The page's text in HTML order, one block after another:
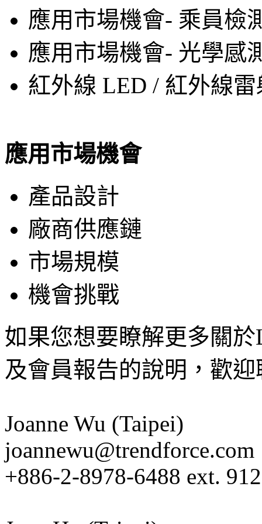
應用市場機會- 乘員檢
應用市場機會- 光學感
紅外線 LED / 紅外線
應用市場機會
產品設計
廠商供應鏈
市場規模
機會挑戰
如果您想要瞭解更多關
及會員報告的說明，歡
Joanne Wu (Taipei)
joannewu@trendforce.com
+886-2-8978-6488 ext. 912